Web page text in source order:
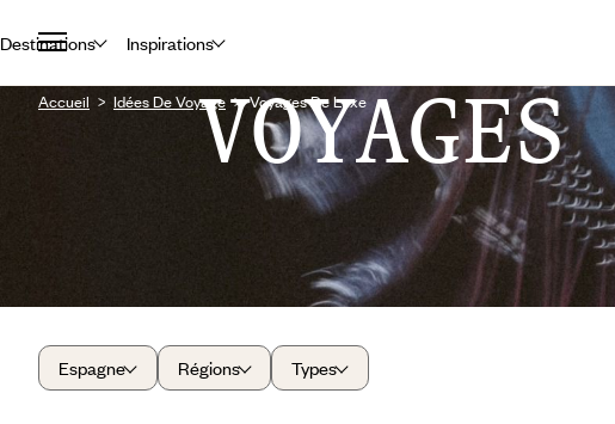
Destinations Inspirations
Accueil Idées De Voyage Voyages De Luxe
Espagne Régions Types